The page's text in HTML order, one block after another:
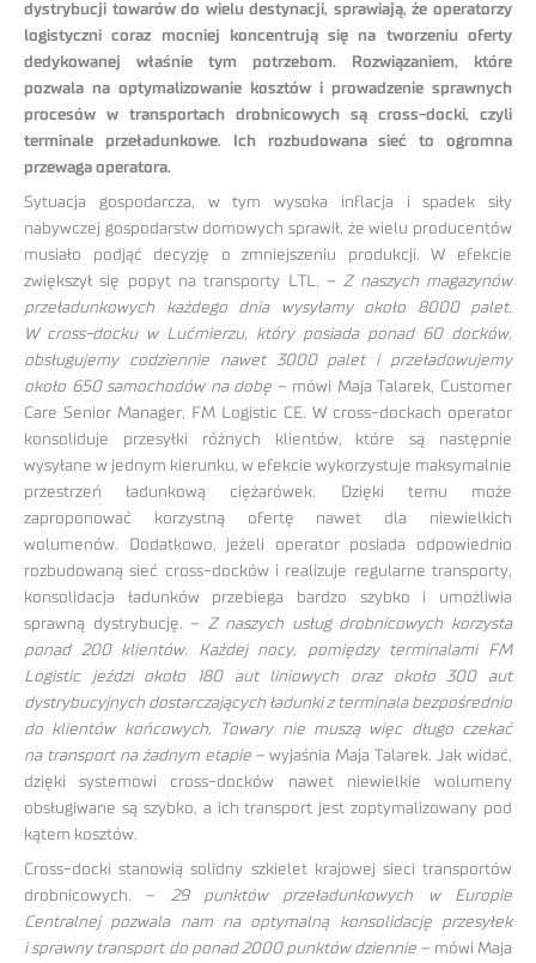
dystrybucji towarów do wielu destynacji, sprawiają, że operatorzy
logistyczni coraz mocniej koncentrują się na tworzeniu oferty
dedykowanej właśnie tym potrzebom. Rozwiązaniem, które
pozwala na optymalizowanie kosztów i prowadzenie sprawnych
procesów w transportach drobnicowych są cross-docki, czyli
terminale przeładunkowe. Ich rozbudowana sieć to ogromna
przewaga operatora.
Sytuacja gospodarcza, w tym wysoka inflacja i spadek siły
nabywczej gospodarstw domowych sprawił, że wielu producentów
musiało podjąć decyzję o zmniejszeniu produkcji. W efekcie
zwiększył się popyt na transporty LTL. –Z naszych magazynów
przeładunkowych każdego dnia wysyłamy około 8000 palet.
W cross-docku w Lućmierzu, który posiada ponad 60 docków,
obsługujemy codziennie nawet 3000 palet i przeładowujemy
około 650 samochodów na dobę – mówi Maja Talarek, Customer
Care Senior Manager, FM Logistic CE. W cross-dockach operator
konsoliduje przesyłki różnych klientów, które są następnie
wysyłane w jednym kierunku, w efekcie wykorzystuje maksymalnie
przestrzeń ładunkową ciężarówek. Dzięki temu może
zaproponować korzystną ofertę nawet dla niewielkich
wolumenów. Dodatkowo, jeżeli operator posiada odpowiednio
rozbudowaną sieć cross-docków i realizuje regularne transporty,
konsolidacja ładunków przebiega bardzo szybko i umożliwia
sprawną dystrybucję. –Z naszych usług drobnicowych korzysta
ponad 200 klientów.
Każdej nocy, pomiędzy terminalami FM
Logistic jeździ około 180 aut liniowych oraz około 300 aut
dystrybucyjnych dostarczających ładunki z terminala bezpośrednio
do klientów końcowych. Towary nie muszą więc długo czekać
na transport na żadnym etapie– wyjaśnia Maja Talarek. Jak widać,
dzięki systemowi cross-docków nawet niewielkie wolumeny
obsługiwane są szybko, a ich transport jest zoptymalizowany pod
kątem kosztów.
Cross-docki stanowią solidny szkielet krajowej sieci transportów
drobnicowych. – 29 punktów przeładunkowych w Europie
Centralnej pozwala nam na optymalną konsolidację przesyłek
i sprawny transport do ponad 2000 punktów dziennie – mówi Maja